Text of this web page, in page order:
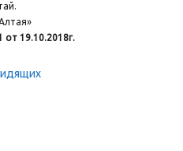
19.10.2018г.